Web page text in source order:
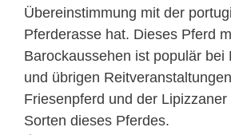
Übereinstimmung mit der
Pferderasse hat. Dieses Pferd
Barockaussehen ist populär bei
und übrigen
Friesenpferd und der
Sorten dieses Pferdes.